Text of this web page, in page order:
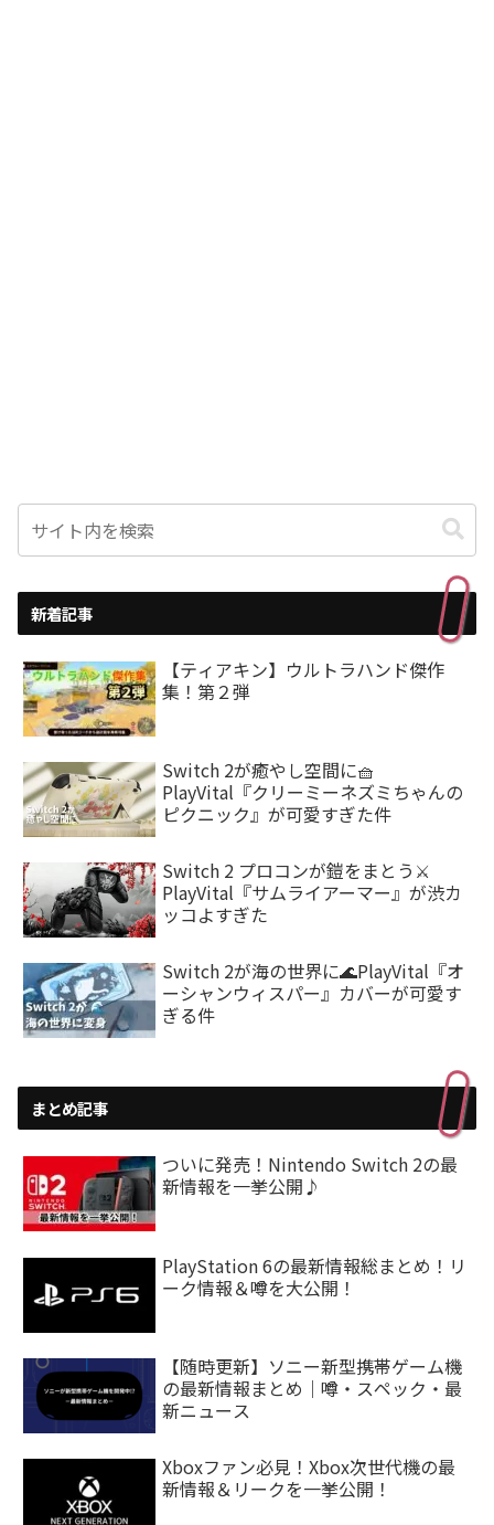
新着記事
【ティアキン】ウルトラハンド傑作
集！第２弾
Switch 2が癒やし空間に🧺
PlayVital『クリーミーネズミちゃんの
ピクニック』が可愛すぎた件
Switch 2 プロコンが鎧をまとう⚔️
PlayVital『サムライアーマー』が渋カ
ッコよすぎた
Switch 2が海の世界に🌊PlayVital『オ
ーシャンウィスパー』カバーが可愛す
ぎる件
まとめ記事
ついに発売！Nintendo Switch 2の最
新情報を一挙公開♪
PlayStation 6の最新情報総まとめ！リ
ーク情報＆噂を大公開！
【随時更新】ソニー新型携帯ゲーム機
の最新情報まとめ｜噂・スペック・最
新ニュース
Xboxファン必見！Xbox次世代機の最
新情報＆リークを一挙公開！